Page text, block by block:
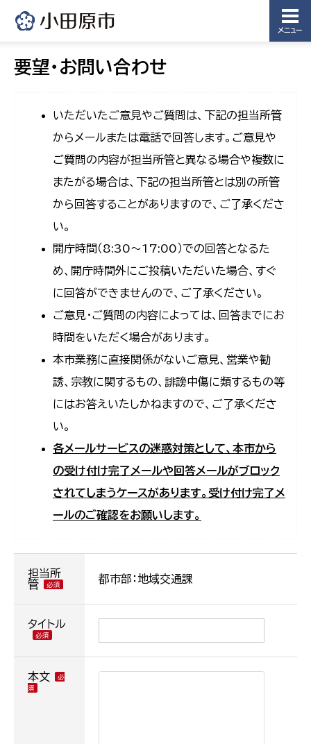
メニュー
要望・お問い合わせ
いただいたご意見やご質問は、下記の担当所管
からメールまたは電話で回答します。ご意見や
ご質問の内容が担当所管と異なる場合や複数に
またがる場合は、下記の担当所管とは別の所管
から回答することがありますので、ご了承くださ
い。
開庁時間（8:30〜17:00）での回答となるた
め、開庁時間外にご投稿いただいた場合、すぐ
に回答ができませんので、ご了承ください。
ご意見・ご質問の内容によっては、回答までにお
時間をいただく場合があります。
本市業務に直接関係がないご意見、営業や勧
誘、宗教に関するもの、誹謗中傷に類するもの等
にはお答えいたしかねますので、ご了承くださ
い。
各メールサービスの迷惑対策として、本市から
の受け付け完了メールや回答メールがブロック
されてしまうケースがあります。受け付け完了メ
ールのご確認をお願いします。
担当所
管
都市部：地域交通課
タイトル
本文